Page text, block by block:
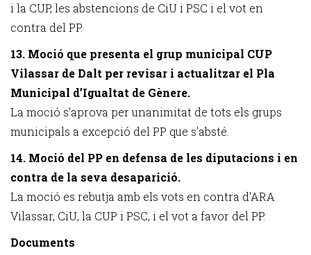
i la CUP, les abstencions de CiU i PSC i el vot en
contra del PP.
13. Moció que presenta el grup municipal CUP
Vilassar de Dalt per revisar i actualitzar el Pla
Municipal d’Igualtat de Gènere.
La moció s'aprova per unanimitat de tots els grups
municipals a excepció del PP que s'absté.
14. Moció del PP en defensa de les diputacions i en
contra de la seva desaparició.
La moció es rebutja amb els vots en contra d'ARA
Vilassar, CiU, la CUP i PSC, i el vot a favor del PP.
Documents